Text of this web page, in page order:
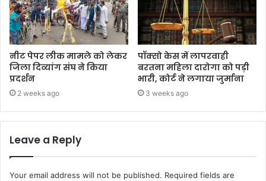
नीट पेपर लीक मामले को लेकर
जिला दिव्यांग संघ ने किया
प्रदर्शन
2 weeks ago
पॉक्सो केस में लापरवाही
बरतना महिला दारोगा को पड़ी
भारी, कोर्ट ने लगाया जुर्माना
3 weeks ago
Leave a Reply
Your email address will not be published. Required fields are